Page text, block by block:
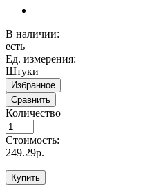
В наличии:
есть
Ед. измерения:
Штуки
Избранное
Сравнить
Количество
Стоимость:
249.29р.
Купить